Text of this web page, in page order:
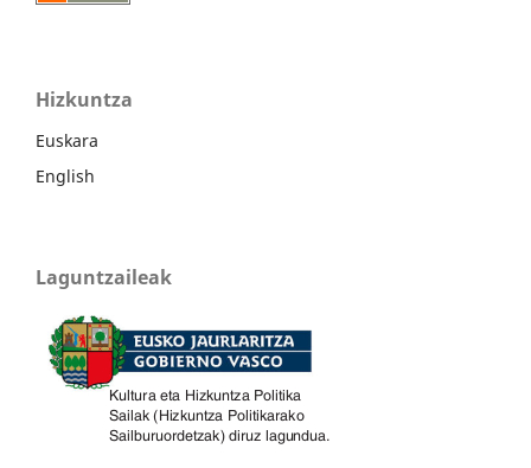
Hizkuntza
Euskara
English
Laguntzaileak